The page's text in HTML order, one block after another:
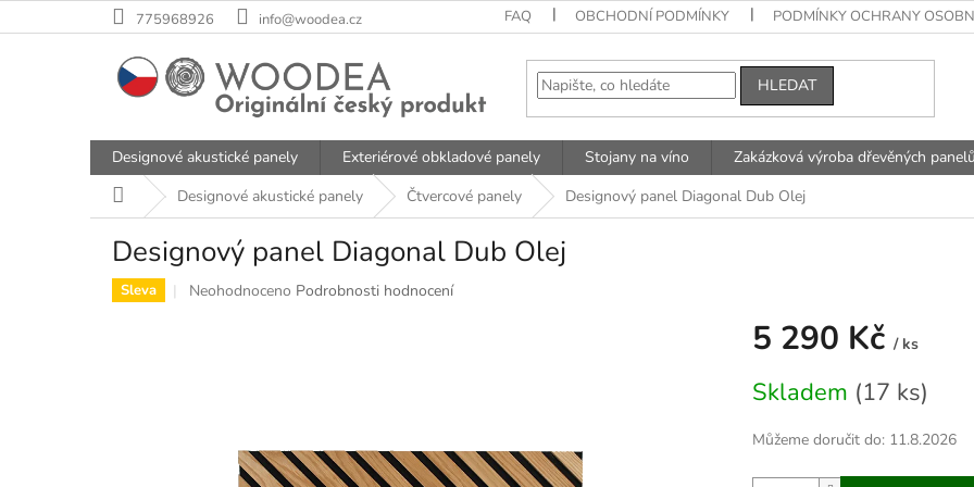
na
775968926 info@woodea.cz FAQ OBCHODNÍ PODMÍNKY PODMÍNKY OCHRANY
HLEDAT
Designové akustické panely Exteriérové obkladové panely Stojany na víno Zakázková výroba dřevěných panelů
Domů Designové akustické panely Čtvercové panely Designový panel Diagonal Dub Olej
Designový panel Diagonal Dub Olej
Sleva
Průměrné
Neohodnoceno Podrobnosti hodnocení
5 290 Kč / ks
cena:
Skladem (17 ks)
Můžeme doručit do: 11.8.2026